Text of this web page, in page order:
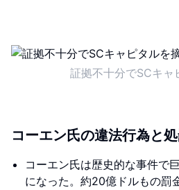
証拠不十分でSCキャ
コーエン氏の違法行為と
コーエン氏は歴史的な事件で
になった。約20億ドルもの罰